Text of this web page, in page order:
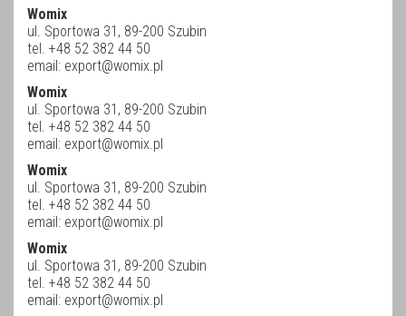
Womix
ul. Sportowa 31, 89-200 Szubin
tel. +48 52 382 44 50
email: export@womix.pl
Womix
ul. Sportowa 31, 89-200 Szubin
tel. +48 52 382 44 50
email: export@womix.pl
Womix
ul. Sportowa 31, 89-200 Szubin
tel. +48 52 382 44 50
email: export@womix.pl
Womix
ul. Sportowa 31, 89-200 Szubin
tel. +48 52 382 44 50
email: export@womix.pl